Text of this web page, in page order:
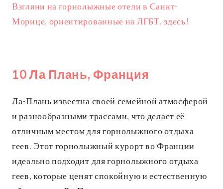
Взгляни на горнолыжные отели в Санкт-
Морице, ориентированные на ЛГБТ, здесь!
10 Ла Плань, Франция
Ла-Плань известна своей семейной атмосферой
и разнообразными трассами, что делает её
отличным местом для горнолыжного отдыха
геев. Этот горнолыжный курорт во Франции
идеально подходит для горнолыжного отдыха
геев, которые ценят спокойную и естественную